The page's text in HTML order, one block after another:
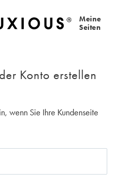
Meine
Seiten
Konto erstellen
wenn Sie Ihre Kundenseite